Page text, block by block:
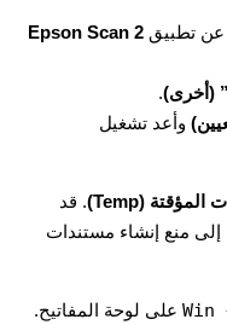
عن تطبيق Epson Scan 2
.
وأعد تشغيل
. قد
إلى منع إنشاء مستندات
Win على لوحة المفاتيح.